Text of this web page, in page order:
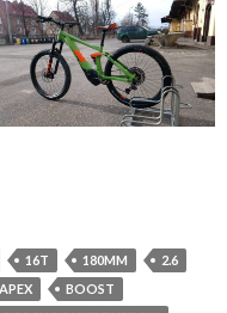
16T 180MM
2.6
APEX
BOOST